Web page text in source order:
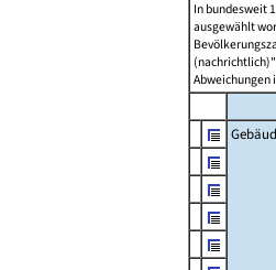
In bundesweit
ausgewählt
Abweichungen